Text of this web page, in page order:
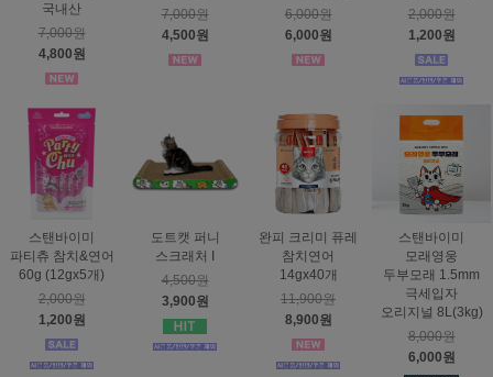
국내산
7,000원
4,800원
7,000원
4,500원
6,000원
6,000원
2,000원
1,200원
스탠바이미
파티츄 참치&연어
60g (12gx5개)
2,000원
1,200원
도트캣 퍼니
스크래처 I
4,500원
3,900원
완피 크리미 퓨레
참치연어
14gx40개
11,900원
8,900원
스탠바이미
모래영웅
두부모래 1.5mm
극세입자
오리지널 8L(3kg)
8,000원
6,000원